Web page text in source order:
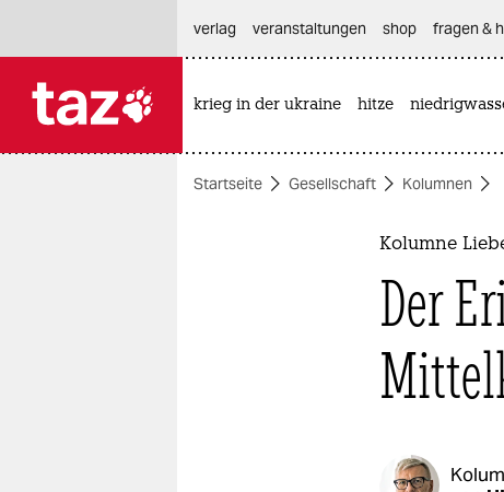
themen
verlag
veranstaltungen shop fragen &
krieg in der ukraine hitze
Startseite Gesellschaft Kolumnen
Kolumne
Der